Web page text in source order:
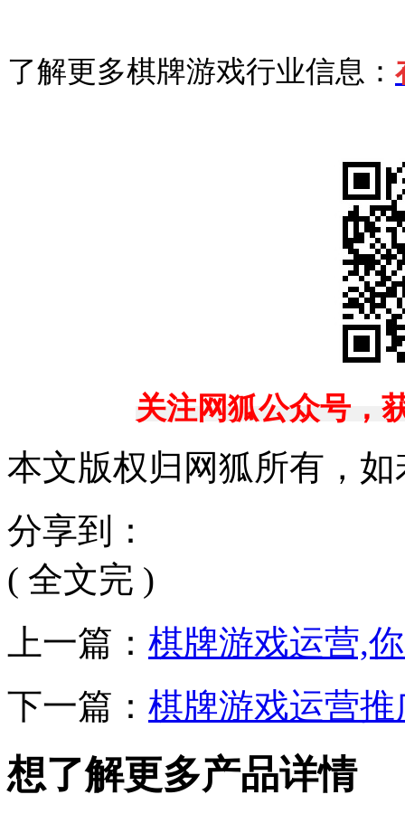
了解更多棋牌游戏行业信息：
关注网狐公众号，
本文版权归网狐所有，
分享到：
( 全文完 )
上一篇： 棋牌游戏运营,
下一篇： 棋牌游戏运营
想了解更多产品详情